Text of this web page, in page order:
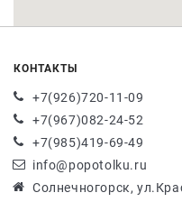
КОНТАКТЫ
+7(926)720-11-09
+7(967)082-24-52
+7(985)419-69-49
info@popotolku.ru
Солнечногорск,